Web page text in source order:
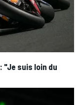
"Je suis loin du